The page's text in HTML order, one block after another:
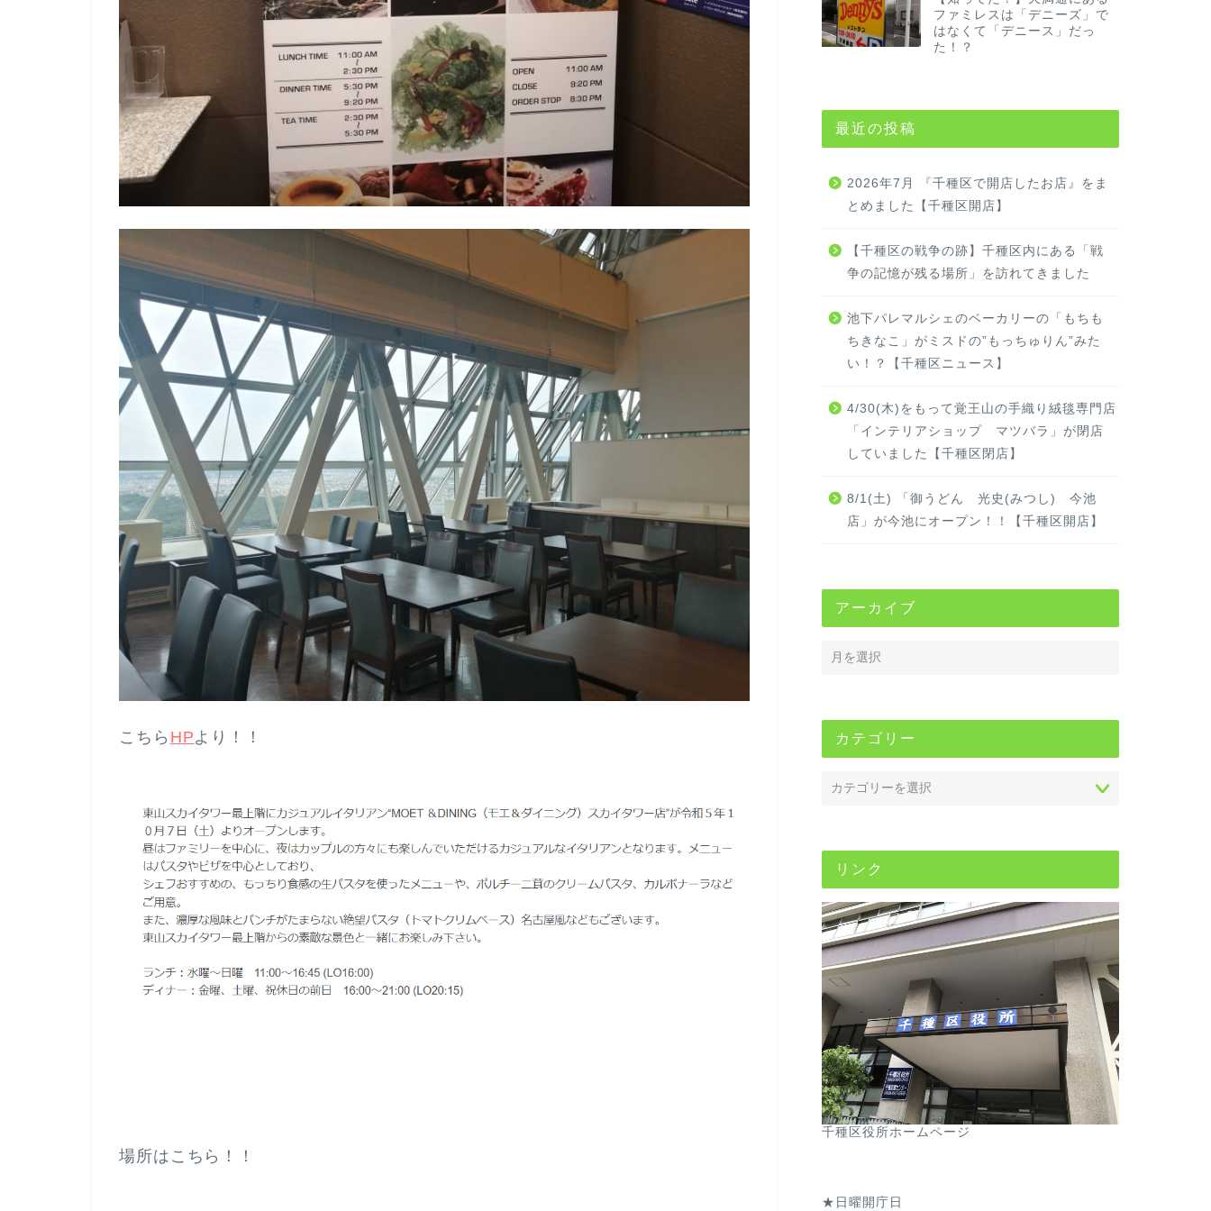
こちら HPより！！
場所はこちら！！
ファミレスは「デニーズ」で
はなくて「デニース」だっ
た！？
最近の投稿
2026年7月 『千種区で開店したお店』をま
とめました【千種区開店】
【千種区の戦争の跡】千種区内にある「戦
争の記憶が残る場所」を訪れてきました
池下パレマルシェのベーカリーの「もちも
ちきなこ」がミスドの”もっちゅりん”みた
い！？【千種区ニュース】
4/30(木)をもって覚王山の手織り絨毯専門店
「インテリアショップ マツバラ」が閉店
していました【千種区閉店】
8/1(土) 「御うどん 光史(みつし) 今池
店」が今池にオープン！！【千種区開店】
アーカイブ
カテゴリー
リンク
千種区役所ホームページ
★日曜開庁日